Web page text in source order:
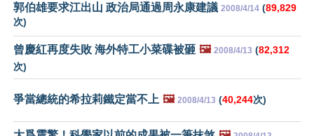
郭伯雄要求江出山 政治局通過周永康建議 2008/4/14 (89,829
次)
曾慶紅再度失敗 海外特工小菜碟被砸 🖼️ 2008/4/13 (82,312
次)
爭當總統的希拉莉鐵定當不上 🖼️ 2008/4/13 (40,244次)